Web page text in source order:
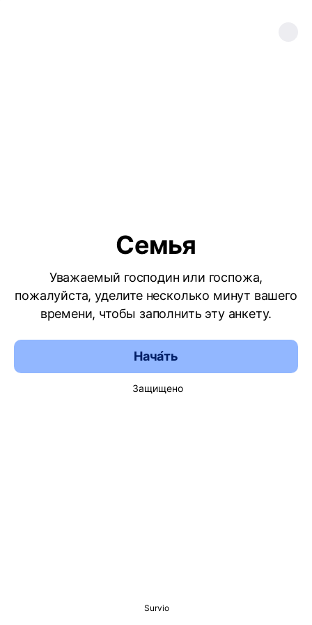
Семья
Уважаемый господин или госпожа,
пожалуйста, уделите несколько минут вашего
времени, чтобы заполнить эту анкету.
Нача́ть
Защищено
Survio